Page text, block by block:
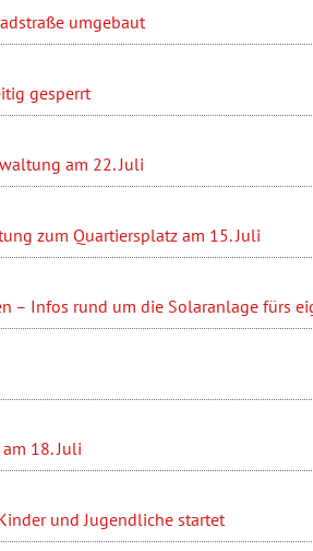
umgebaut
gesperrt
am 22. Juli
zum Quartiersplatz am 15. Juli
– Infos rund um die Solaranlage fürs
18. Juli
und Jugendliche startet